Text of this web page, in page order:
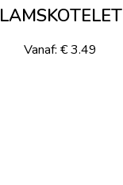
LAMSKOTELET
Vanaf: €3.49